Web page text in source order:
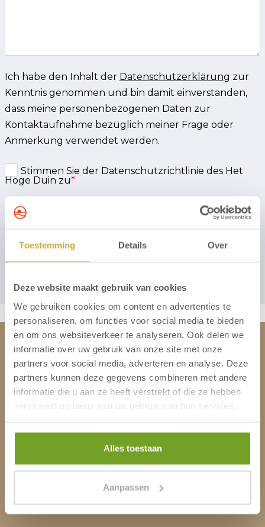
Toestemming Details Over
Deze website maakt gebruik van cookies
We gebruiken cookies om content en advertenties te
personaliseren, om functies voor social media te bieden
en om ons websiteverkeer te analyseren. Ook delen we
informatie over uw gebruik van onze site met onze
partners voor social media, adverteren en analyse. Deze
partners kunnen deze gegevens combineren met andere
informatie die u aan ze heeft verstrekt of die ze hebben
verzameld op basis van uw gebruik van hun services.
Alles toestaan
Aanpassen
Ich habe den Inhalt der Datenschutzerklärung zur
Kenntnis genommen und bin damit einverstanden,
dass meine personenbezogenen Daten zur
Kontaktaufnahme bezüglich meiner Frage oder
Anmerkung verwendet werden.
Stimmen Sie der Datenschutzrichtlinie des Het
Hoge Duin zu*
Strandhotel Het Hoge Duin
Kontakt
Lage & Anfahrt